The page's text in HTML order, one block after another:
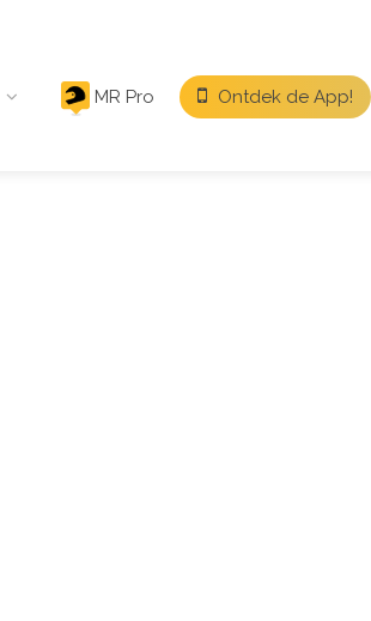
MR Pro
Ontdek de App!